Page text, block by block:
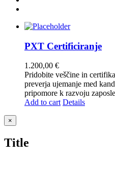
PXT Certificiranje
1.200,00 €
Pridobite veščine in
preverja ujemanje med
pripomore k razvoju
Add to cart Details
Close
product
view
×
Title